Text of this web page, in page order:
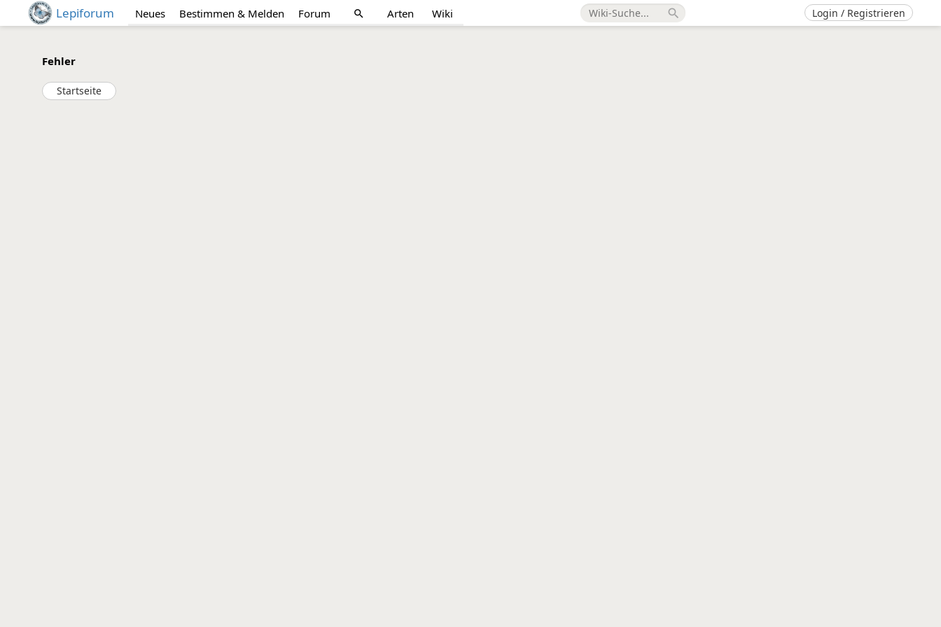
Lepiforum Neues Bestimmen & Melden Forum search Arten Wiki search Login / Registrieren
Fehler
Startseite